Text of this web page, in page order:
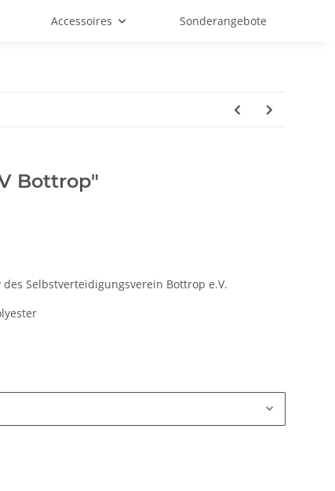
Accessoires Sonderangebote
Bottrop"
Selbstverteidigungsverein Bottrop e.V.